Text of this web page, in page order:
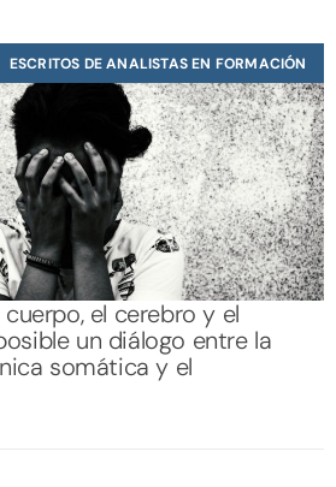
ESCRITOS DE ANALISTAS EN FORMACIÓN
el cerebro y el
un diálogo entre la
somática y el